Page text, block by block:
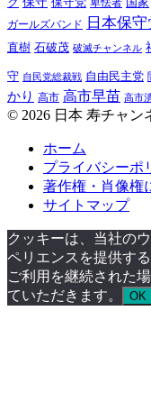
卑怯者 国家
ガールズバンド
日本保守
直樹 石破茂 破滅チャンネル
守 自民党総裁戦 自由民主党
かり 高市 高市早苗 高市
© 2026 日本 寿チャン
ホーム
プライバシーポ
著作権・肖像権
サイトマップ
クッキーは、当社の
ペリエンスを提供す
ご利用を継続された
ていただきます。
OK